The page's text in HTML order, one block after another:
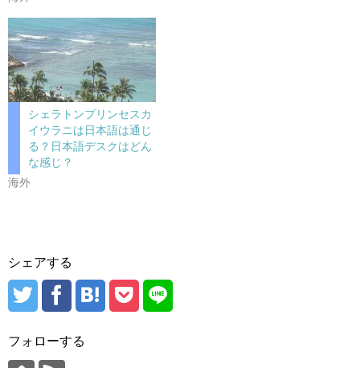
シェラトンプリンセスカ
イウラニは日本語は通じ
る？日本語デスクはどん
な感じ？
海外
シェアする
フォローする